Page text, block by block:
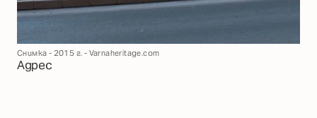
Снимка - 2015 г. - Varnaheritage.com
Адрес